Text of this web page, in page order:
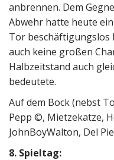
anbrennen. Dem
Abwehr hatte heute
Tor beschäftigungslos
auch keine großen
Halbzeitstand auch
bedeutete.
Auf dem Bock (nebst
Pepp ©, Mietzekatze,
JohnBoyWalton, Del
8. Spieltag: